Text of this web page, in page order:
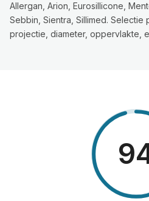
Allergan, Arion, Eurosillicone,
Sebbin, Sientra, Sillimed. Selectie
projectie, diameter, oppervlakte,